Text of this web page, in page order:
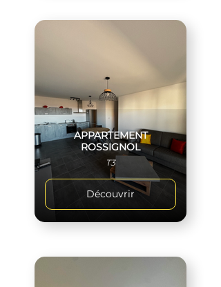
APPARTEMENT
ROSSIGNOL
T3
Découvrir